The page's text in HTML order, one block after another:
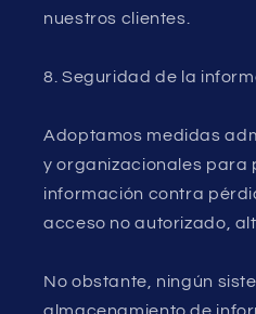
nuestros clientes.
8. Seguridad de la
Adoptamos medidas
y organizacionales para
información contra
acceso no autorizado,
No obstante, ningún